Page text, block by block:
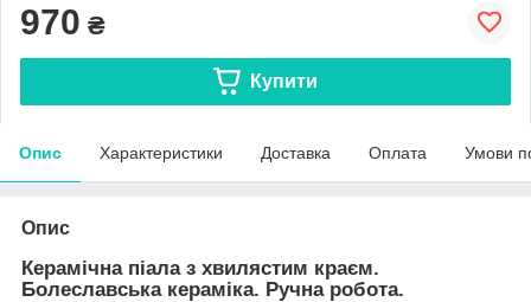
970 ₴
Купити
Опис Характеристики Доставка Оплата Умови
Опис
Керамічна піала з хвилястим краєм.
Болеславська кераміка. Ручна робота.